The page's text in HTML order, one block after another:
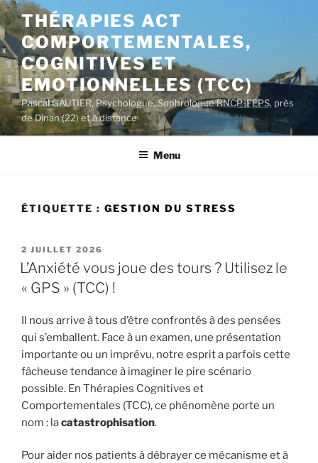
Aller
au
contenu
principal
THÉRAPIES ACT
COMPORTEMENTALES,
COGNITIVES ET
EMOTIONNELLES (TCC)
Pascal GAUTIER, Psychologue, Sophrologue RNCP-FEPS, près
de Dinan (22) et à distance
Menu
ÉTIQUETTE : GESTION DU STRESS
PUBLIÉ
LE
2 JUILLET 2026
L’Anxiété vous joue des tours ? Utilisez le
« GPS » (TCC) !
Il nous arrive à tous d’être confrontés à des pensées
qui s’emballent. Face à un examen, une présentation
importante ou un imprévu, notre esprit a parfois cette
fâcheuse tendance à imaginer le pire scénario
possible. En Thérapies Cognitives et
Comportementales (TCC), ce phénomène porte un
nom : lacatastrophisation.
Pour aider nos patients à débrayer ce mécanisme et à